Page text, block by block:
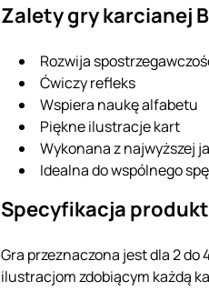
Zalety gry karcianej
Rozwija
Ćwiczy refleks
Wspiera naukę alfabetu
Piękne ilustracje kart
Wykonana z najwyższej
Idealna do wspólnego
Specyfikacja
Gra przeznaczona jest dla 2 do
ilustracjom zdobiącym każdą